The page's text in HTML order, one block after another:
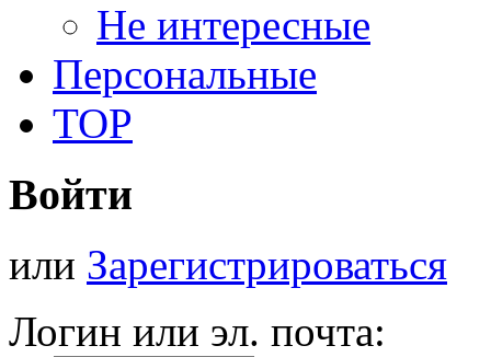
Не интересные
Персональные
TOP
Войти
или Зарегистрироваться
Логин или эл. почта: